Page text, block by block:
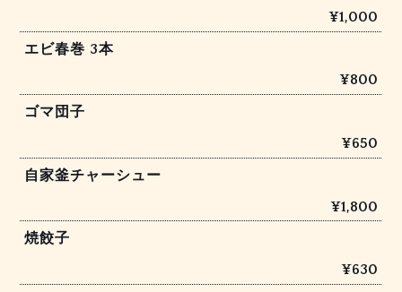
¥1,000
エビ春巻 3本
¥800
ゴマ団子
¥650
自家釜チャーシュー
¥1,800
焼餃子
¥630